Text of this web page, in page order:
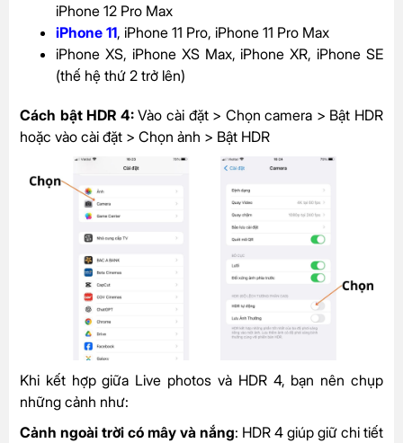
iPhone 12 Pro Max
iPhone 11, iPhone 11 Pro, iPhone 11 Pro Max
iPhone XS, iPhone XSMax, iPhone XR,iPhone SE
(thế hệ thứ 2 trở lên)
Cách bật HDR 4:Vào cài đặt > Chọn camera > Bật HDR
hoặc vào cài đặt > Chọn ảnh > Bật HDR
Khi kết hợp giữa Live photos và HDR 4, bạn nên chụp
những cảnh như:
Cảnh ngoài trời có mây và nắng: HDR 4 giúp giữ chi tiết